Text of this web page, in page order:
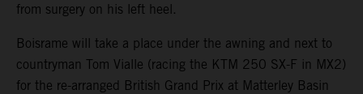
from surgery on his left heel.
Boisrame will take a place under the awning and next to
countryman Tom Vialle (racing the KTM 250 SX-F in MX2)
for the re-arranged British Grand Prix at Matterley Basin